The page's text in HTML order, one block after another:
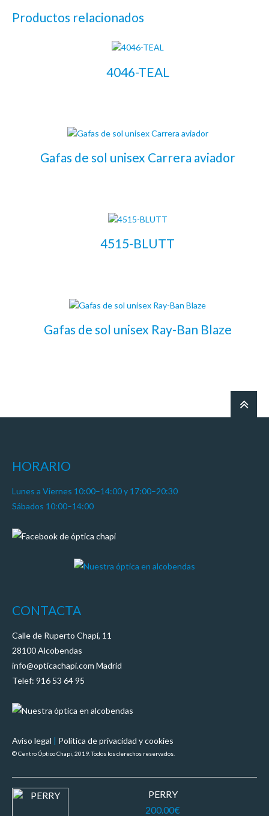
Productos relacionados
4046-TEAL
Gafas de sol unisex Carrera aviador
4515-BLUTT
Gafas de sol unisex Ray-Ban Blaze
HORARIO
Lunes a Viernes 10:00–14:00 y 17:00–20:30
Sábados 10:00–14:00
CONTACTA
Calle de Ruperto Chapí, 11
28100 Alcobendas
info@opticachapi.com Madrid
Telef: 916 53 64 95
Aviso legal | Política de privacidad y cookies
© Centro Óptico Chapi, 2019. Todos los derechos reservados.
PERRY
200.00€